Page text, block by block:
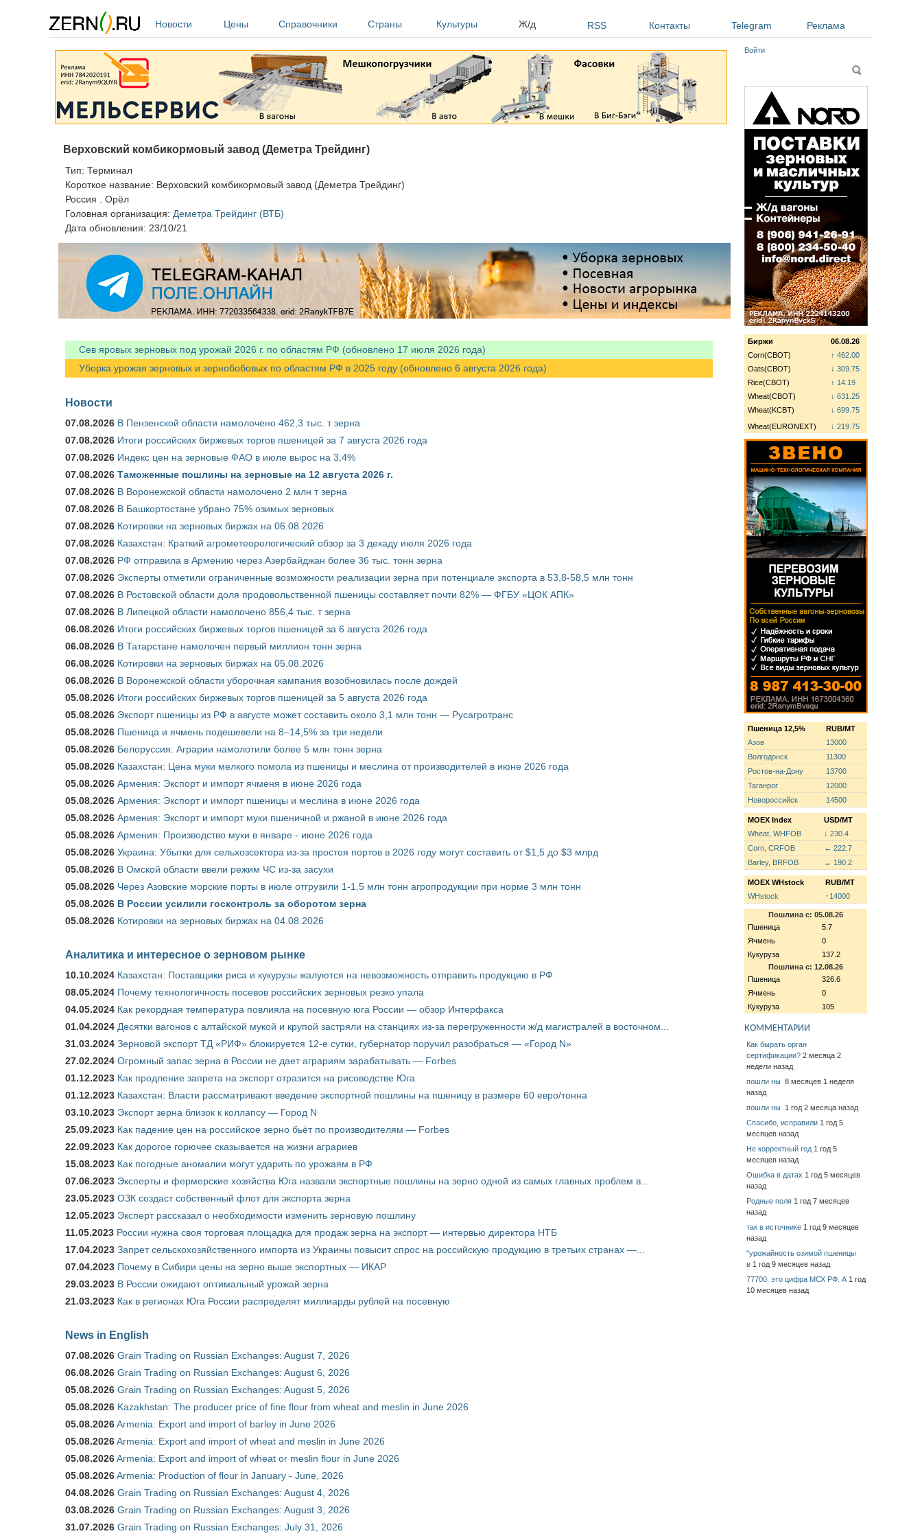
Новости
Цены Справочники Страны Культуры Ж/д RSS Контакты Telegram Реклама
Верховский комбикормовый завод (Деметра Трейдинг)
Тип: Терминал
Короткое название: Верховский комбикормовый завод (Деметра Трейдинг)
Россия
Орёл
Головная организация: Деметра Трейдинг (ВТБ)
Дата обновления: 23/10/21
Сев яровых зерновых под урожай 2026 г. по областям РФ (обновлено 17 июля 2026 года)
Уборка урожая зерновых и зернобобовых по областям РФ в 2025 году (обновлено 6 августа 2026 года)
Новости
07.08.2026 В Пензенской области намолочено 462,3 тыс. т зерна
07.08.2026 Итоги российских биржевых торгов пшеницей за 7 августа 2026 года
07.08.2026 Индекс цен на зерновые ФАО в июле вырос на 3,4%
07.08.2026 Таможенные пошлины на зерновые на 12 августа 2026 г.
07.08.2026 В Воронежской области намолочено 2 млн т зерна
07.08.2026 В Башкортостане убрано 75% озимых зерновых
07.08.2026 Котировки на зерновых биржах на 06.08.2026
07.08.2026 Казахстан: Краткий агрометеорологический обзор за 3 декаду июля 2026 года
07.08.2026 РФ отправила в Армению через Азербайджан более 36 тыс. тонн зерна
07.08.2026 Эксперты отметили ограниченные возможности реализации зерна при потенциале экспорта в 53,8-58,5 млн тонн
07.08.2026 В Ростовской области доля продовольственной пшеницы составляет почти 82% — ФГБУ «ЦОК АПК»
07.08.2026 В Липецкой области намолочено 856,4 тыс. т зерна
06.08.2026 Итоги российских биржевых торгов пшеницей за 6 августа 2026 года
06.08.2026 В Татарстане намолочен первый миллион тонн зерна
06.08.2026 Котировки на зерновых биржах на 05.08.2026
06.08.2026 В Воронежской области уборочная кампания возобновилась после дождей
05.08.2026 Итоги российских биржевых торгов пшеницей за 5 августа 2026 года
05.08.2026 Экспорт пшеницы из РФ в августе может составить около 3,1 млн тонн — Русагротранс
05.08.2026 Пшеница и ячмень подешевели на 8–14,5% за три недели
05.08.2026 Белоруссия: Аграрии намолотили более 5 млн тонн зерна
05.08.2026 Казахстан: Цена муки мелкого помола из пшеницы и меслина от производителей в июне 2026 года
05.08.2026 Армения: Экспорт и импорт ячменя в июне 2026 года
05.08.2026 Армения: Экспорт и импорт пшеницы и меслина в июне 2026 года
05.08.2026 Армения: Экспорт и импорт муки пшеничной и ржаной в июне 2026 года
05.08.2026 Армения: Производство муки в январе - июне 2026 года
05.08.2026 Украина: Убытки для сельхозсектора из-за простоя портов в 2026 году могут составить от $1,5 до $3 млрд
05.08.2026 В Омской области ввели режим ЧС из-за засухи
05.08.2026 Через Азовские морские порты в июле отгрузили 1-1,5 млн тонн агропродукции при норме 3 млн тонн
05.08.2026 В России усилили госконтроль за оборотом зерна
05.08.2026 Котировки на зерновых биржах на 04.08.2026
Аналитика и интересное о зерновом рынке
10.10.2024 Казахстан: Поставщики риса и кукурузы жалуются на невозможность отправить продукцию в РФ
08.05.2024 Почему технологичность посевов российских зерновых резко упала
04.05.2024 Как рекордная температура повлияла на посевную юга России — обзор Интерфакса
01.04.2024 Десятки вагонов с алтайской мукой и крупой застряли на станциях из-за перегруженности ж/д магистралей в восточном...
31.03.2024 Зерновой экспорт ТД «РИФ» блокируется 12-е сутки, губернатор поручил разобраться — «Город N»
27.02.2024 Огромный запас зерна в России не дает аграриям зарабатывать — Forbes
01.12.2023 Как продление запрета на экспорт отразится на рисоводстве Юга
01.12.2023 Казахстан: Власти рассматривают введение экспортной пошлины на пшеницу в размере 60 евро/тонна
03.10.2023 Экспорт зерна близок к коллапсу — Город N
25.09.2023 Как падение цен на российское зерно бьёт по производителям — Forbes
22.09.2023 Как дорогое горючее сказывается на жизни аграриев
15.08.2023 Как погодные аномалии могут ударить по урожаям в РФ
07.06.2023 Эксперты и фермерские хозяйства Юга назвали экспортные пошлины на зерно одной из самых главных проблем в...
23.05.2023 ОЗК создаст собственный флот для экспорта зерна
12.05.2023 Эксперт рассказал о необходимости изменить зерновую пошлину
11.05.2023 России нужна своя торговая площадка для продаж зерна на экспорт — интервью директора НТБ
17.04.2023 Запрет сельскохозяйственного импорта из Украины повысит спрос на российскую продукцию в третьих странах —...
07.04.2023 Почему в Сибири цены на зерно выше экспортных — ИКАР
29.03.2023 В России ожидают оптимальный урожай зерна
21.03.2023 Как в регионах Юга России распределят миллиарды рублей на посевную
News in English
07.08.2026 Grain Trading on Russian Exchanges: August 7, 2026
06.08.2026 Grain Trading on Russian Exchanges: August 6, 2026
05.08.2026 Grain Trading on Russian Exchanges: August 5, 2026
05.08.2026 Kazakhstan: The producer price of fine flour from wheat and meslin in June 2026
05.08.2026Armenia: Export and import of barley in June 2026
05.08.2026Armenia: Export and import of wheat and meslin in June 2026
05.08.2026Armenia: Export and import of wheat or meslin flour in June 2026
05.08.2026Armenia: Production of flour in January - June, 2026
04.08.2026 Grain Trading on Russian Exchanges: August 4, 2026
03.08.2026 Grain Trading on Russian Exchanges: August 3, 2026
31.07.2026 Grain Trading on Russian Exchanges: July 31, 2026
Войти
Поиск
Биржи
06.08.26
Corn(CBOT)
↑ 462.00
Oats(CBOT)
↓ 309.75
Rice(CBOT)
↑ 14.19
Wheat(CBOT)
↓ 631.25
Wheat(KCBT)
↓ 699.75
Wheat(EURONEXT)
↓ 219.75
Пшеница 12,5%
RUB/MT
Азов
13000
Волгодонск
11300
Ростов-на-Дону
13700
Таганрог
12000
Новороссийск
14500
MOEX Index
USD/MT
Wheat, WHFOB
↓ 230.4
Corn, CRFOB
↔ 222.7
Barley, BRFOB
↔ 190.2
MOEX WHstock
RUB/MT
WHstock
↑14000
Пошлина с: 05.08.26
Пшеница
5.7
Ячмень
0
Кукуруза
137.2
Пошлина с: 12.08.26
Пшеница
326.6
Ячмень
0
Кукуруза
105
КОММЕНТАРИИ
Как бырать орган
сертификации? 2 месяца 2
недели назад
пошли ны 8 месяцев 1 неделя
назад
пошли ны 1 год 2 месяца назад
Спасибо, исправили 1 год 5
месяцев назад
Не корректный год 1 год 5
месяцев назад
Ошибка в датах 1 год 5 месяцев
назад
Родные поля 1 год 7 месяцев
назад
так в источнике 1 год 9 месяцев
назад
"урожайность озимой пшеницы
в 1 год 9 месяцев назад
77700, это цифра МСХ РФ. А 1 год
10 месяцев назад